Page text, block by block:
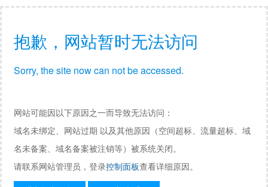
抱歉，网站暂时无法访问
Sorry, the site now can not be accessed.
网站可能因以下原因之一而导致无法访问：
域名未绑定、网站过期 以及其他原因（空间超标、流量超标、域
名未备案、域名备案被注销等）被系统关闭。
请联系网站管理员，登录控制面板查看详细原因。